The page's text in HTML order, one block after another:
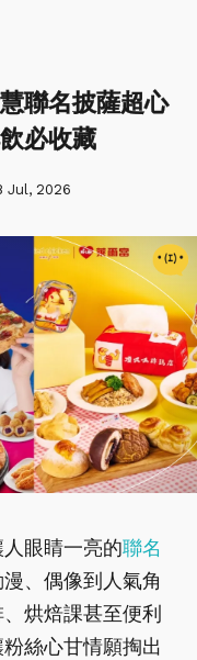
聯名披薩超心
必收藏
Jul, 2026
眼睛一亮的聯名
、偶像到人氣角
烘焙課甚至便利
絲心甘情願掏出